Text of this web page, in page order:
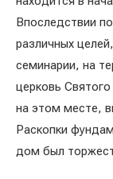
Впоследствии
различных
семинарии, на
церковь
на этом месте,
Раскопки
дом был